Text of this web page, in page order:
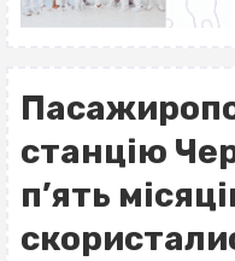
станцію
п’ять